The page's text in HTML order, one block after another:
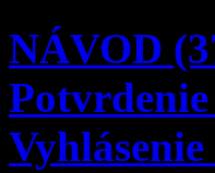
NÁVOD